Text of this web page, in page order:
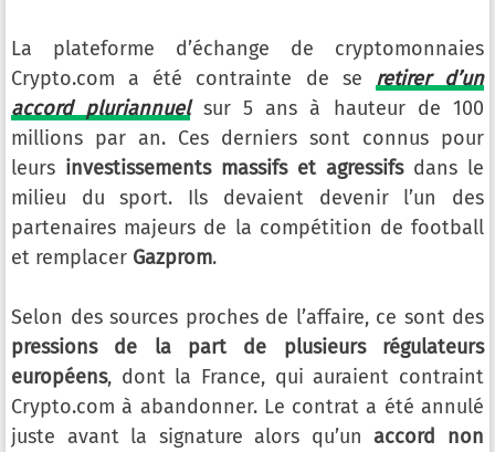
La plateforme d’échange de cryptomonnaies
Crypto.com a été contrainte de se retirer d’un
accord pluriannuelsur 5 ans à hauteur de 100
millions par an. Ces derniers sont connus pour
leurs investissements massifs et agressifsdans le
milieu du sport. Ils devaient devenir l’un des
partenaires majeurs de la compétition de football
et remplacer Gazprom.
Selon des sources proches de l’affaire, ce sont des
pressions de la part de plusieurs régulateurs
européens, dont la France, qui auraient contraint
Crypto.com à abandonner. Le contrat a été annulé
juste avant la signature alors qu’unaccord non